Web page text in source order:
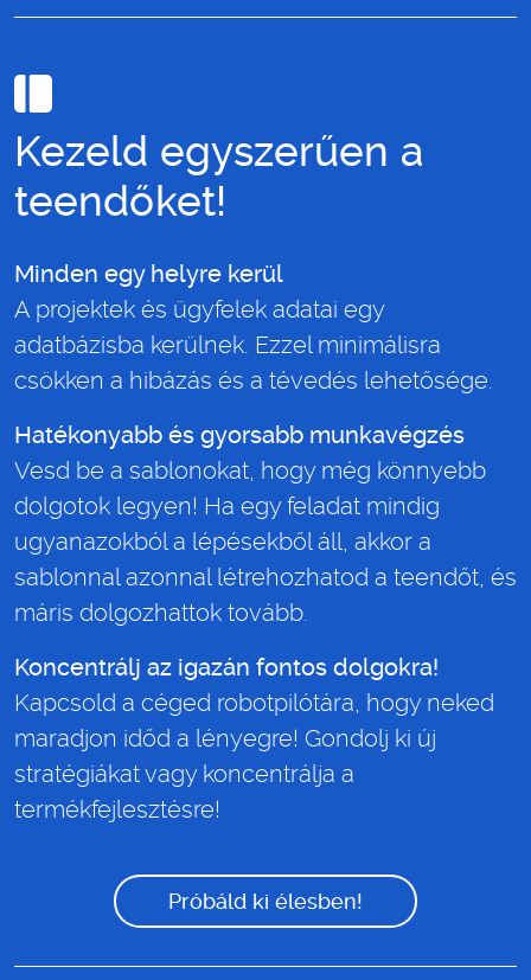
Kezeld egyszerűen a
teendőket!
Minden egy helyre kerül
A projektek és ügyfelek adatai egy
adatbázisba kerülnek. Ezzel minimálisra
csökken a hibázás és a tévedés lehetősége.
Hatékonyabb és gyorsabb munkavégzés
Vesd be a sablonokat, hogy még könnyebb
dolgotok legyen! Ha egy feladat mindig
ugyanazokból a lépésekből áll, akkor a
sablonnal azonnal létrehozhatod a teendőt, és
máris dolgozhattok tovább.
Koncentrálj az igazán fontos dolgokra!
Kapcsold a céged robotpilótára, hogy neked
maradjon időd a lényegre! Gondolj ki új
stratégiákat vagy koncentrálja a
termékfejlesztésre!
Próbáld ki élesben!